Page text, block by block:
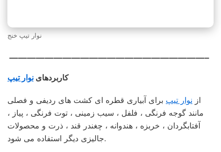
نوار تیپ خنج
——————————————————————–
کاربردهای نوار تیپ
از نوار تیپ برای آبیاری قطره ای کشت های ردیفی و فصلی
مانند گوجه فرنگی ، فلفل ، سیب زمینی ، توت فرنگی ، پیاز ،
آفتابگردان ، خربزه ، هندوانه ، چغندر قند ، ذرت و محصولات
جالیزی دیگر استفاده می شود.